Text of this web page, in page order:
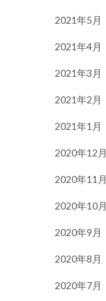
2021年5月
2021年4月
2021年3月
2021年2月
2021年1月
2020年12月
2020年11月
2020年10月
2020年9月
2020年8月
2020年7月